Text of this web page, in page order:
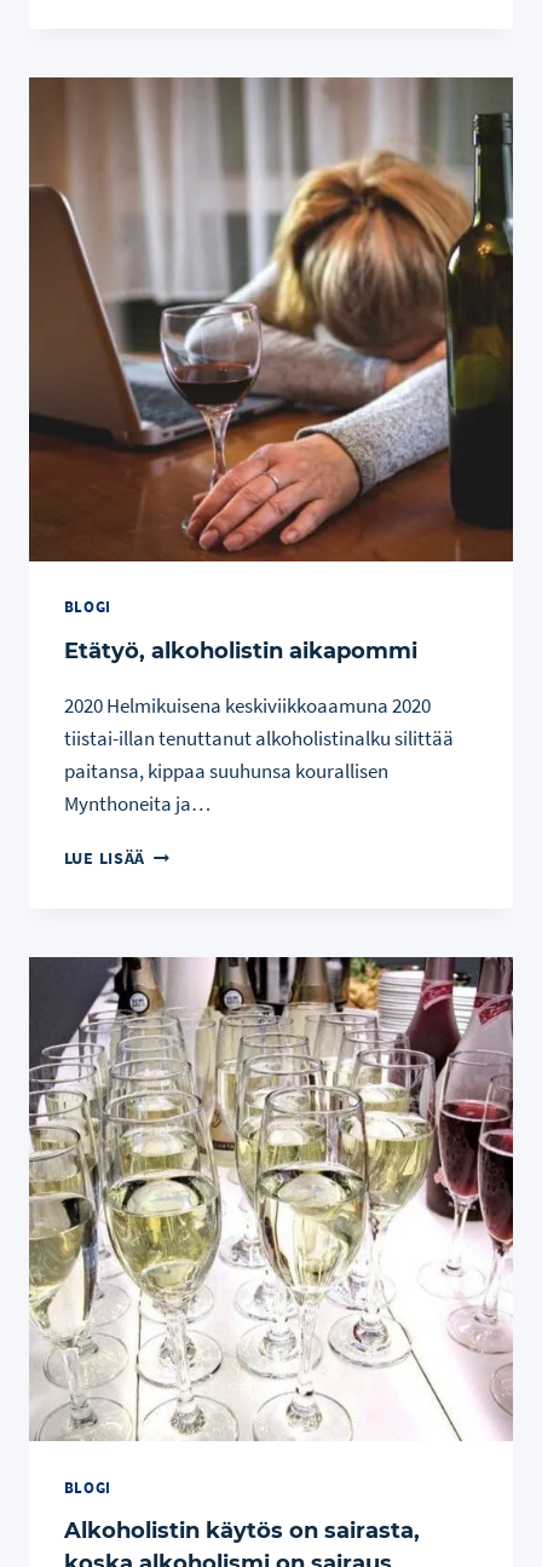
BLOGI
Etätyö, alkoholistin aikapommi
2020 Helmikuisena keskiviikkoaamuna 2020
tiistai-illan tenuttanut alkoholistinalku silittää
paitansa, kippaa suuhunsa kourallisen
Mynthoneita ja…
LUE LISÄÄ ETÄTYÖ,
BLOGI
Alkoholistin käytös on sairasta,